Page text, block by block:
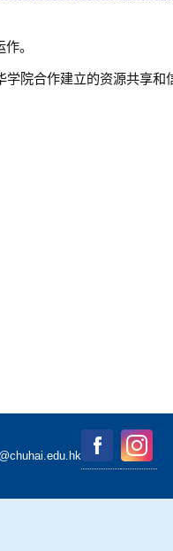
。
院合作建立的资源共享